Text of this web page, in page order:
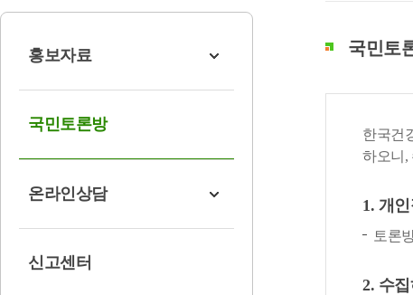
홍보자료
국민토론방
온라인상담
신고센터
국민토
한국건
하오니,
1. 개
토론
2. 수